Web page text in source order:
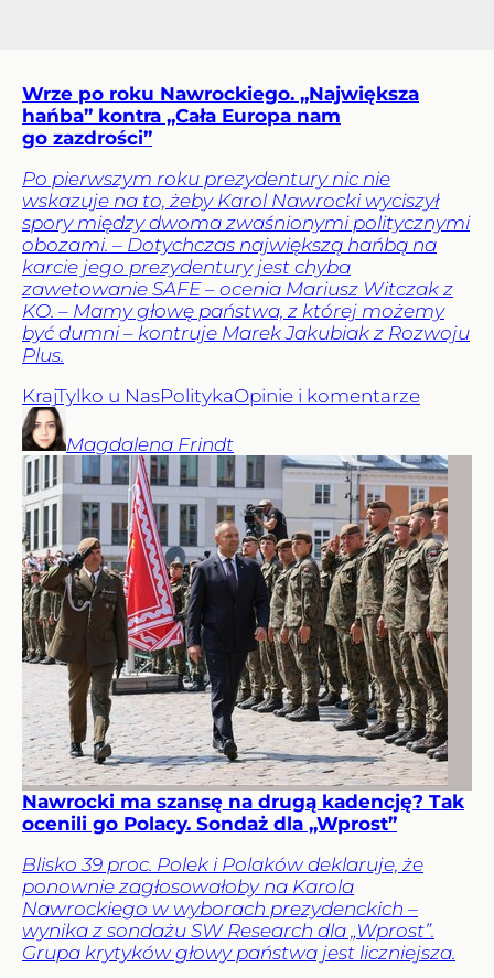
Wrze po roku Nawrockiego. „Największa
hańba” kontra „Cała Europa nam
go zazdrości”
Po pierwszym roku prezydentury nic nie
wskazuje na to, żeby Karol Nawrocki wyciszył
spory między dwoma zwaśnionymi politycznymi
obozami. – Dotychczas największą hańbą na
karcie jego prezydentury jest chyba
zawetowanie SAFE – ocenia Mariusz Witczak z
KO. – Mamy głowę państwa, z której możemy
być dumni – kontruje Marek Jakubiak z Rozwoju
Plus.
KrajTylko u NasPolitykaOpinie i komentarze
Magdalena Frindt
Nawrocki ma szansę na drugą kadencję? Tak
ocenili go Polacy. Sondaż dla „Wprost”
Blisko 39 proc. Polek i Polaków deklaruje, że
ponownie zagłosowałoby na Karola
Nawrockiego w wyborach prezydenckich –
wynika z sondażu SW Research dla „Wprost”.
Grupa krytyków głowy państwa jest liczniejsza.